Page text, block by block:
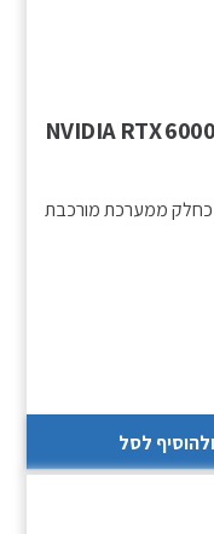
ממערכת מורכבת
לסל